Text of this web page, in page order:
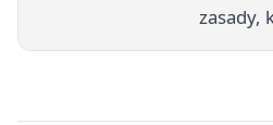
zasady,